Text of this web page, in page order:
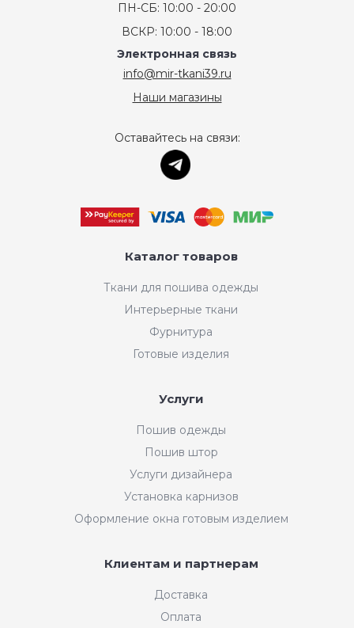
ПН-СБ: 10:00 - 20:00
ВСКР: 10:00 - 18:00
Электронная связь
info@mir-tkani39.ru
Наши магазины
Оставайтесь на связи:
Каталог товаров
Ткани для пошива одежды
Интерьерные ткани
Фурнитура
Готовые изделия
Услуги
Пошив одежды
Пошив штор
Услуги дизайнера
Установка карнизов
Оформление окна готовым изделием
Клиентам и партнерам
Доставка
Оплата